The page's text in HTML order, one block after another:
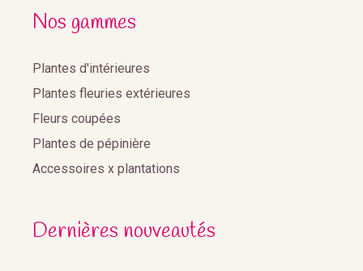
Nos gammes
Plantes d'intérieures
Plantes fleuries extérieures
Fleurs coupées
Plantes de pépinière
Accessoires x plantations
Dernières nouveautés